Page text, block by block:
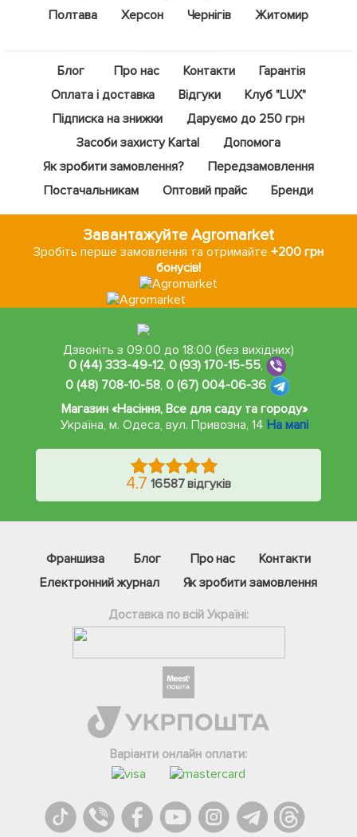
Полтава
Херсон Чернігів Житомир
Блог Про нас Контакти
Гарантія
Оплата і доставка
Відгуки
Клуб "LUX"
Підписка на знижки
Даруємо до 250 грн
Засоби захисту Kartal
Допомога
Як зробити замовлення?
Передзамовлення
Постачальникам
Оптовий прайс Бренди
Завантажуйте Agromarket
Зробіть перше замовлення та отримайте+200 грн
бонусів!
Дзвоніть з 09:00 до 18:00 (без вихідних)
0 (44) 333-49-12, 0 (93) 170-15-55,
0 (48) 708-10-58, 0 (67) 004-06-36
Магазин «Насіння, Все для саду та городу»
Україна, м. Одеса,вул. Привозна, 14 На мапі
4.7 16587 відгуків
Франшиза Блог Про нас
Контакти
Електронний журнал
Як зробити замовлення
Доставка по всій Україні:
Варіанти онлайн оплати:
Телеграм
Вайбер
Онлайн чат